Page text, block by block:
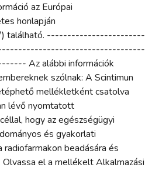
az Európai
honlapján
) található. ------------------------
Az alábbi információk
szólnak: A Scintimun
mellékletként csatolva
lévő nyomtatott
hogy az egészségügyi
és gyakorlati
beadására és
Olvassa el a mellékelt Alkalmazási